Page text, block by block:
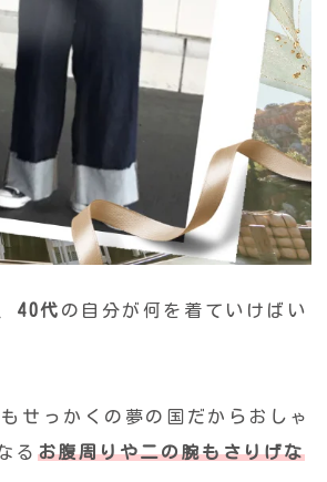
40代 の自分が何を着ていけばい
せっかくの夢の国だからおしゃ
る お腹周りや二の腕もさりげな